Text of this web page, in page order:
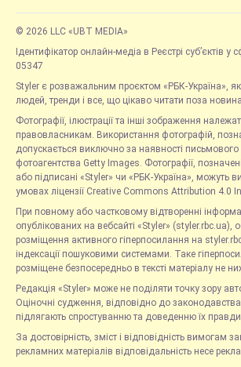
© 2026 LLC «UBT MEDIA»
Ідентифікатор онлайн-медіа в Реєстрі суб’єктів у
05347
Styler є розважальним проєктом «РБК-Україна»,
людей, тренди і все, що цікаво читати поза
Фотографії, ілюстрації та інші зображення
правовласникам. Використання фотографій,
допускається виключно за наявності
фотоагентства Getty Images. Фотографії,
або підписані «Styler» чи «РБК-Україна», можуть
умовах ліцензії Creative Commons Attribution 4.0
При повному або частковому відтворенні
опублікованих на вебсайті «Styler» (styler.rbc.ua),
розміщення активного гіперпосилання на
індексації пошуковими системами. Таке
розміщене безпосередньо в тексті матеріалу не
Редакція «Styler» може не поділяти точку зору
Оціночні судження, відповідно до
підлягають спростуванню та доведенню їх
За достовірність, зміст і відповідність вимогам
рекламних матеріалів відповідальність несе